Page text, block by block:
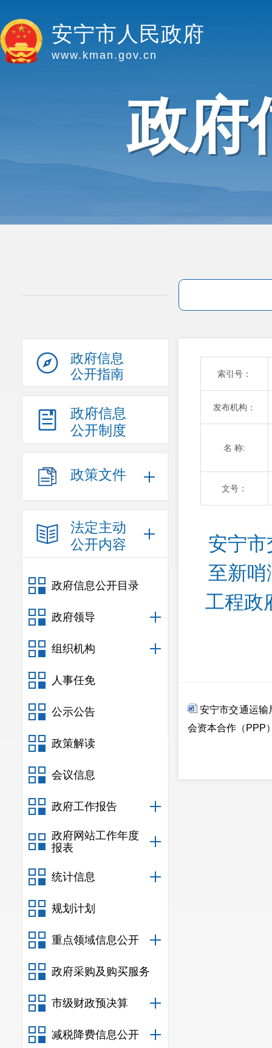
安宁市人民政府
www.kman.gov.cn
政府
政府信息
公开指南
政府信息
公开制度
政策文件
法定主动
公开内容
政府信息公开目录
政府领导
组织机构
人事任免
公示公告
政策解读
会议信息
政府工作报告
政府网站工作年度
报表
统计信息
规划计划
重点领域信息公开
政府采购及购买服务
市级财政预决算
减税降费信息公开
索引号：
发布机构：
名 称:
文号：
安宁市
至新
工程政
安宁市交通运输
会资本合作（PPP